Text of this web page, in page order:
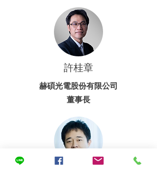
​許桂章
赫碩光電股份有限公司
董事長